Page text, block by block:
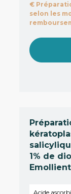
€
selon les
1% de
Acide